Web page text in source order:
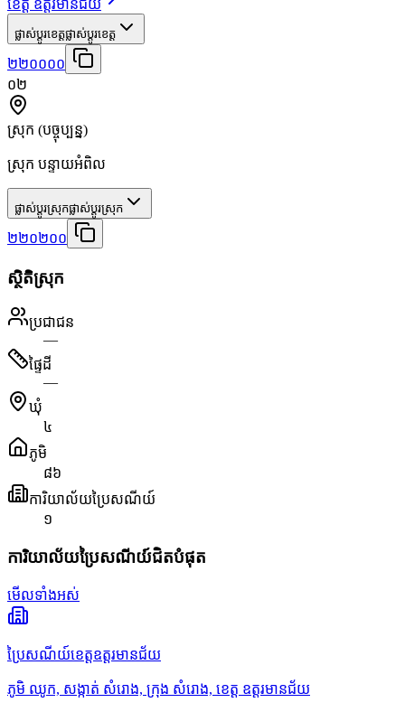
ខេត្ត ឧត្តរមានជ័យ
ផ្លាស់ប្តូរខេត្តផ្លាស់ប្តូរខេត្ត
២២០០០០
០២
ស្រុក (បច្ចុប្បន្ន)
ស្រុក បន្ទាយអំពិល
ផ្លាស់ប្តូរស្រុកផ្លាស់ប្តូរស្រុក
២២០២០០
ស្ថិតិស្រុក
ប្រជាជន
—
ផ្ទៃដី
—
ឃុំ
៤
ភូមិ
៨៦
ការិយាល័យប្រៃសណីយ៍
១
ការិយាល័យប្រៃសណីយ៍ជិតបំផុត
មើលទាំងអស់
ប្រៃសណីយ៍ខេត្តឧត្តរមានជ័យ
ភូមិ ឈូក, សង្កាត់ សំរោង, ក្រុង សំរោង, ខេត្ត ឧត្តរមានជ័យ